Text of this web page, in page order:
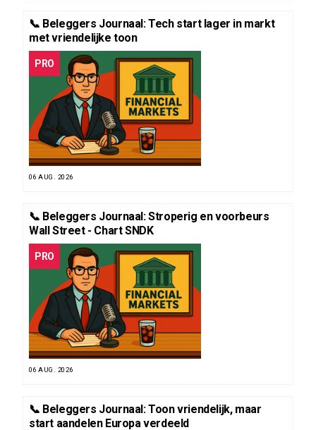
📞 Beleggers Journaal: Tech start lager in markt
met vriendelijke toon
PRO
06 AUG. 2026
📞 Beleggers Journaal: Stroperig en voorbeurs
Wall Street - Chart SNDK
PRO
06 AUG. 2026
📞 Beleggers Journaal: Toon vriendelijk, maar
start aandelen Europa verdeeld